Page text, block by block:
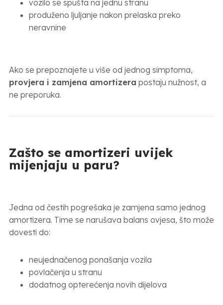
vozilo se spušta na jednu stranu
produženo ljuljanje nakon prelaska preko
neravnine
Ako se prepoznajete u više od jednog simptoma,
provjera i zamjena amortizera postaju nužnost, a
ne preporuka.
Zašto se amortizeri uvijek
mijenjaju u paru?
Jedna od čestih pogrešaka je zamjena samo jednog
amortizera. Time se narušava balans ovjesa, što može
dovesti do:
neujednačenog ponašanja vozila
povlačenja u stranu
dodatnog opterećenja novih dijelova